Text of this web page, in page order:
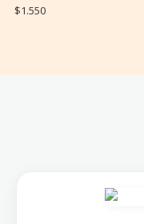
$1.550